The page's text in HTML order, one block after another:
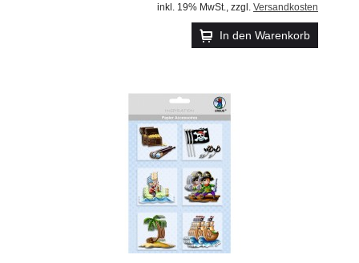
inkl. 19% MwSt. zzgl. Versandkosten
In den Warenkorb